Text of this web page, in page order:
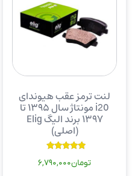
لنت ترمز عقب هیوندای
i20 مونتاژ سال ۱۳۹۵ تا
۱۳۹۷ برند الیگ Elig
(اصلی)
5.00تومان6,790,000